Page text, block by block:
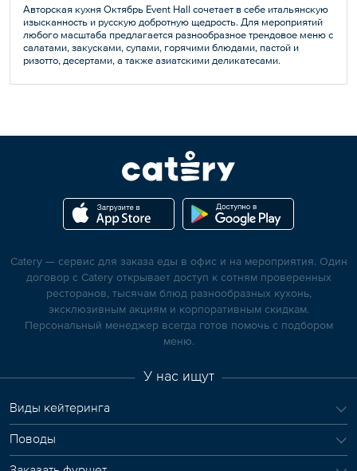
Авторская кухня Октябрь Event Hall сочетает в себе итальянскую
изысканность и русскую добротную щедрость. Для мероприятий
любого масштаба предлагается разнообразное трендовое меню с
салатами, закусками, супами, горячими блюдами, пастой и
ризотто, десертами, а также азиатскими деликатесами.
Catery — сервис для заказа еды в офис и на мероприятия. Один
договор с Catery открывает доступ к сотням проверенных
ресторанов, тысячам блюд разнообразных кухонь,
эксклюзивным акциям и корпоративным скидкам.
Персональный менеджер всегда готов помочь с подбором
меню.
У нас ищут
Виды кейтеринга
Поводы